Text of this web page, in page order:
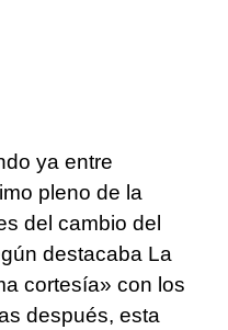
ya entre
pleno de la
del cambio del
destacaba La
cortesía» con los
después, esta